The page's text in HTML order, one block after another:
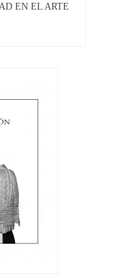
EN EL ARTE